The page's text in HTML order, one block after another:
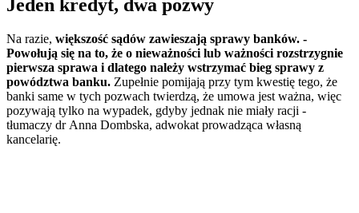
Jeden kredyt, dwa pozwy
Na razie, większość sądów zawieszają sprawy banków. -
Powołują się na to, że o nieważności lub ważności rozstrzygnie
pierwsza sprawa i dlatego należy wstrzymać bieg sprawy z
powództwa banku. Zupełnie pomijają przy tym kwestię tego, że
banki same w tych pozwach twierdzą, że umowa jest ważna, więc
pozywają tylko na wypadek, gdyby jednak nie miały racji -
tłumaczy dr Anna Dombska, adwokat prowadząca własną
kancelarię.